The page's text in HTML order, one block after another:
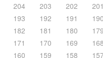
204 203 202
193 192 191
182 181 180
171 170 169
160 159 158